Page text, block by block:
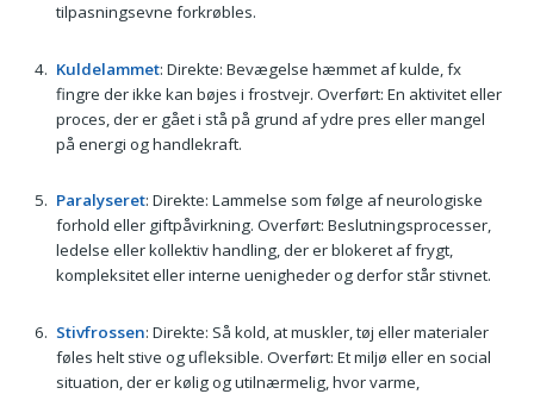
tilpasningsevne forkrøbles.
Kuldelammet: Direkte: Bevægelse hæmmet af kulde, fx
fingre der ikke kan bøjes i frostvejr. Overført: En aktivitet eller
proces, der er gået i stå på grund af ydre pres eller mangel
på energi og handlekraft.
Paralyseret: Direkte: Lammelse som følge af neurologiske
forhold eller giftpåvirkning. Overført: Beslutningsprocesser,
ledelse eller kollektiv handling, der er blokeret af frygt,
kompleksitet eller interne uenigheder og derfor står stivnet.
Stivfrossen: Direkte: Så kold, at muskler, tøj eller materialer
føles helt stive og ufleksible. Overført: Et miljø eller en social
situation, der er kølig og utilnærmelig, hvor varme,